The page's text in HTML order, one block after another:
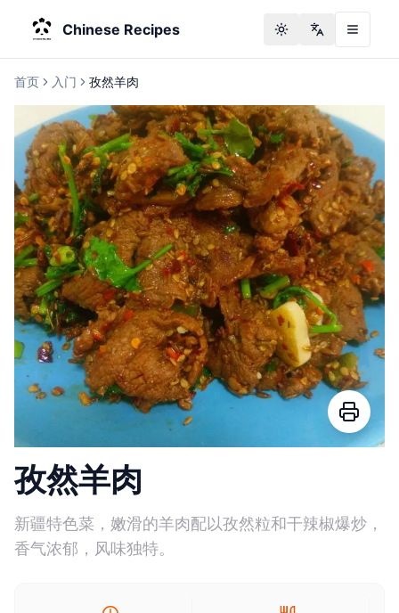
Chinese Recipes Toggle theme
Change
首页 入门 孜然羊肉
孜然羊肉
新疆特色菜，嫩滑的羊肉配以孜然粒和干辣椒爆炒，
香气浓郁，风味独特。